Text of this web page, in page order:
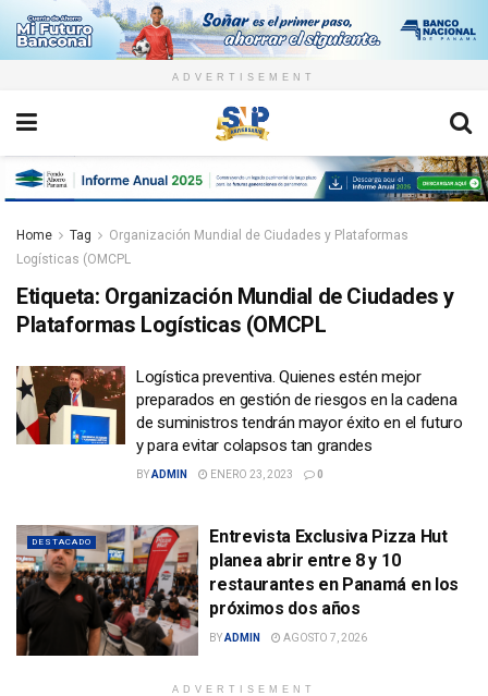
ADVERTISEMENT
Home Tag
Organización Mundial de Ciudades y Plataformas
Logísticas (OMCPL
Etiqueta: Organización Mundial de Ciudades y
Plataformas Logísticas (OMCPL
Logística preventiva. Quienes estén mejor
preparados en gestión de riesgos en la cadena
de suministros tendrán mayor éxito en el futuro
y para evitar colapsos tan grandes
BYADMIN ENERO 23, 2023 0
DESTACADO
Entrevista Exclusiva Pizza Hut
planea abrir entre 8 y 10
restaurantes en Panamá en los
próximos dos años
BYADMIN AGOSTO 7, 2026
ADVERTISEMENT